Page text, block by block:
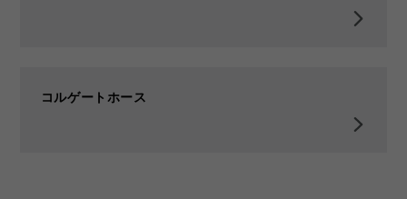
スポット溶接
所在地コルゲートホース